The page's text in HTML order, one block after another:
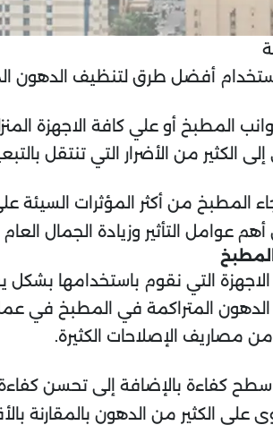
استخدام أفضل طرق لتنظيف الدهون
المطبخ أو علي كافة الاجهزة
من الأضرار التي تنتقل
المطبخ من أكثر المؤثرات
عوامل التأثير وزيادة الجمال
الاجهزة التي نقوم باستخدامها
المتراكمة في المطبخ في
مصاريف الإصلاحات الكثيرة.
كفاءة بالإضافة إلى تحسن
على الكثير من الدهون بالمقارنة